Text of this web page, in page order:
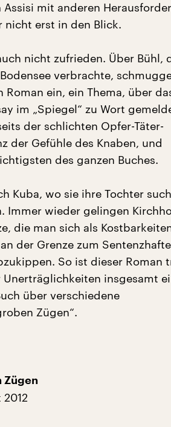
mit anderen
nicht erst in den Blick.
nicht zufrieden. Über Bühl,
verbrachte,
ein, ein Thema, über
im „Spiegel“ zu Wort
der schlichten Opfer-Täter-
der Gefühle des Knaben, und
des ganzen Buches.
Kuba, wo sie ihre Tochter
Immer wieder gelingen
die man sich als
der Grenze zum
So ist dieser Roman
insgesamt
über verschiedene
Zügen“.
Zügen